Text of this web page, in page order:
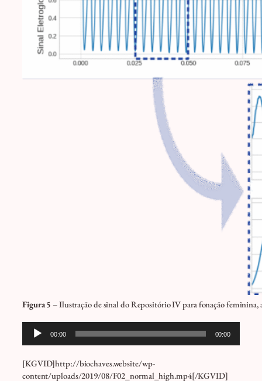
Figura 5 – Ilustração de sinal do Repositório IV para fonação
Tocador
00:00 00:00
[KGVID]http://biochaves.website/wp-
content/uploads/2019/08/F02_normal_high.mp4[/KGVID]